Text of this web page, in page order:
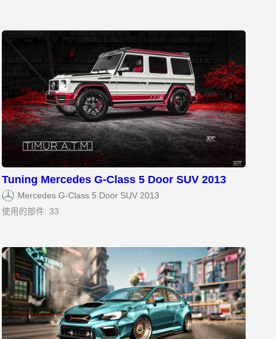
Tuning Mercedes G-Class 5 Door SUV 2013
Mercedes G-Class 5 Door SUV 2013
使用的部件: 33